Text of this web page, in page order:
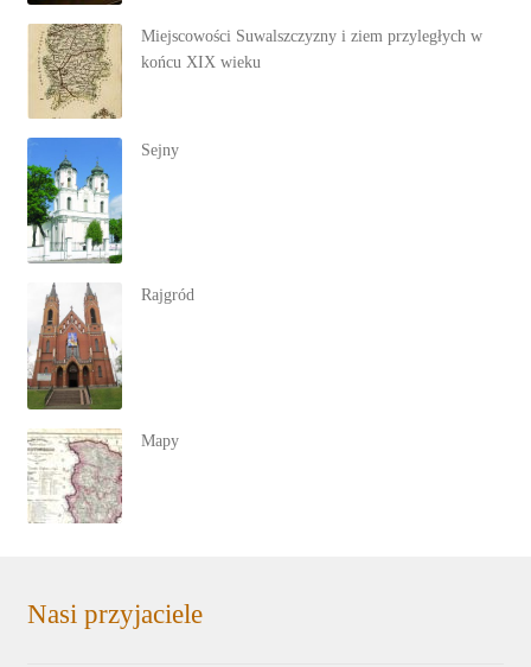
Miejscowości Suwalszczyzny i ziem przyległych w
końcu XIX wieku
Sejny
Rajgród
Mapy
Nasi przyjaciele